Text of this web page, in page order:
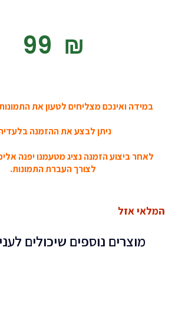
‎99 ₪
במידה ואינכם מצליחים לטעון את
ניתן לבצע את ההזמנה
לאחר ביצוע הזמנה נציג מטעמנו יפנה
לצורך העברת התמונות.
המלאי אזל
מוצרים נוספים שיכולים